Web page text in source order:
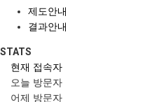
제도안내
결과안내
STATS
현재 접속자
오늘 방문자
어제 방문자